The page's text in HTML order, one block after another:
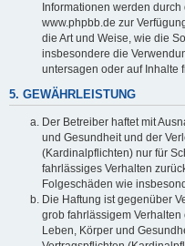
Informationen werden
www.phpbb.de zur
die Art und Weise, wie die
insbesondere die
untersagen oder auf Inhalte
5. GEWÄHRLEISTUNG
Der Betreiber haftet mit
und Gesundheit und der
(Kardinalpflichten) nur für
fahrlässiges Verhalten
Folgeschäden wie
Die Haftung ist gegenüber
grob fahrlässigem
Leben, Körper und